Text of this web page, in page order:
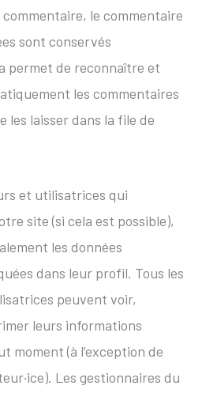
commentaire, le commentaire
sont conservés
permet de reconnaître et
les commentaires
les laisser dans la file de
et utilisatrices qui
site (si cela est possible),
les données
dans leur profil. Tous les
peuvent voir,
leurs informations
moment (à l’exception de
Les gestionnaires du